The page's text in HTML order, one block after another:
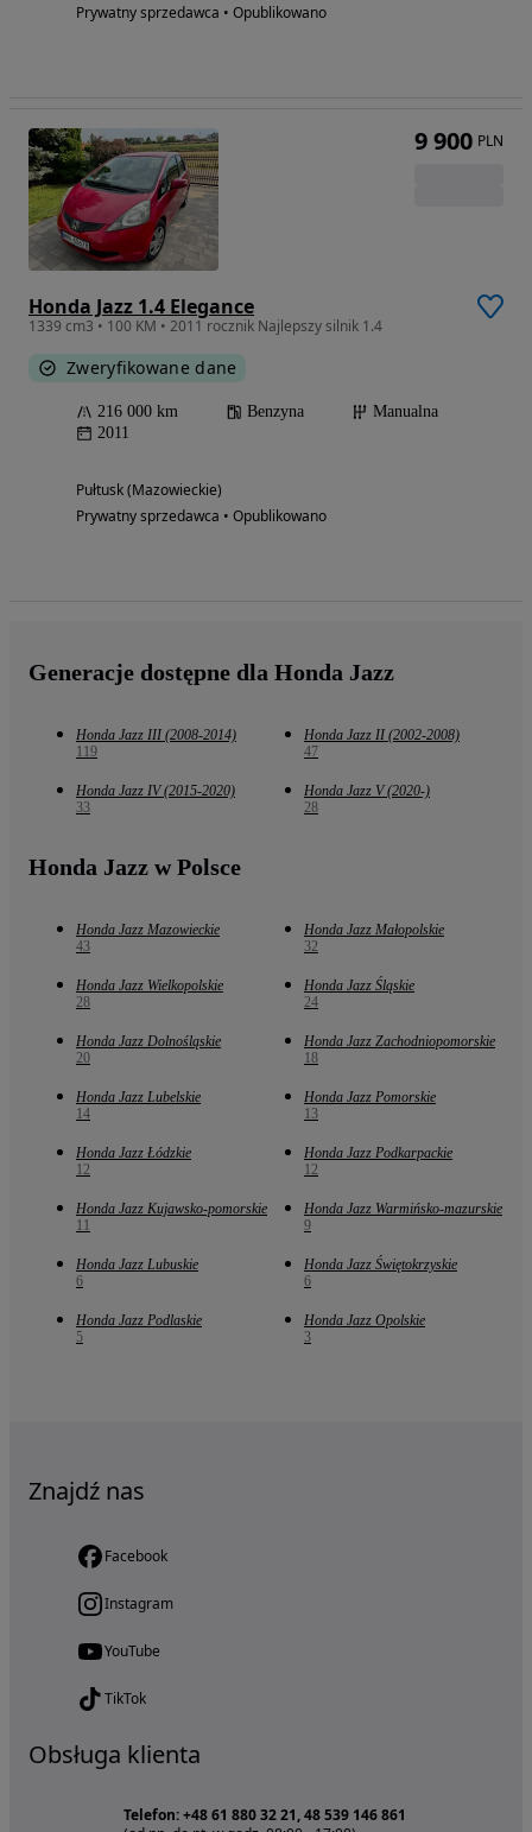
Prywatny sprzedawca • Opublikowano
Honda Jazz 1.4 Elegance
1339 cm3 • 100 KM • 2011 rocznik Najlepszy silnik 1.4
Zweryfikowane dane
216 000 km Benzyna
Manualna
2011
Pułtusk (Mazowieckie)
Prywatny sprzedawca • Opublikowano
9 900 PLN
Generacje dostępne dla Honda Jazz
Honda Jazz III (2008-2014)
119
Honda Jazz II (2002-2008)
47
Honda Jazz IV (2015-2020)
33
Honda Jazz V (2020-)
28
Honda Jazz w Polsce
Honda Jazz Mazowieckie
43
Honda Jazz Małopolskie
32
Honda Jazz Wielkopolskie
28
Honda Jazz Śląskie
24
Honda Jazz Dolnośląskie
20
Honda Jazz Zachodniopomorskie
18
Honda Jazz Lubelskie
14
Honda Jazz Pomorskie
13
Honda Jazz Łódzkie
12
Honda Jazz Podkarpackie
12
Honda Jazz Kujawsko-pomorskie
11
Honda Jazz Warmińsko-mazurskie
9
Honda Jazz Lubuskie
6
Honda Jazz Świętokrzyskie
6
Honda Jazz Podlaskie
5
Honda Jazz Opolskie
3
Znajdź nas
Facebook
Instagram
YouTube
TikTok
Obsługa klienta
Telefon: +48 61 880 32 21, 48 539 146 861